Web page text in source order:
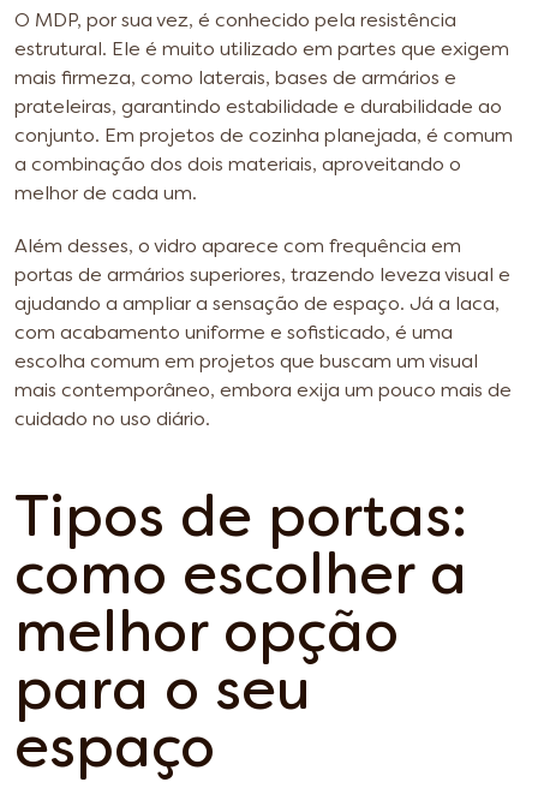
O MDP, por sua vez, é conhecido pela resistência
estrutural. Ele é muito utilizado em partes que exigem
mais firmeza, como laterais, bases de armários e
prateleiras, garantindo estabilidade e durabilidade ao
conjunto. Em projetos de cozinha planejada, é comum
a combinação dos dois materiais, aproveitando o
melhor de cada um.
Além desses, o vidro aparece com frequência em
portas de armários superiores, trazendo leveza visual e
ajudando a ampliar a sensação de espaço. Já a laca,
com acabamento uniforme e sofisticado, é uma
escolha comum em projetos que buscam um visual
mais contemporâneo, embora exija um pouco mais de
cuidado no uso diário.
Tipos de portas:
como escolher a
melhor opção
para o seu
espaço